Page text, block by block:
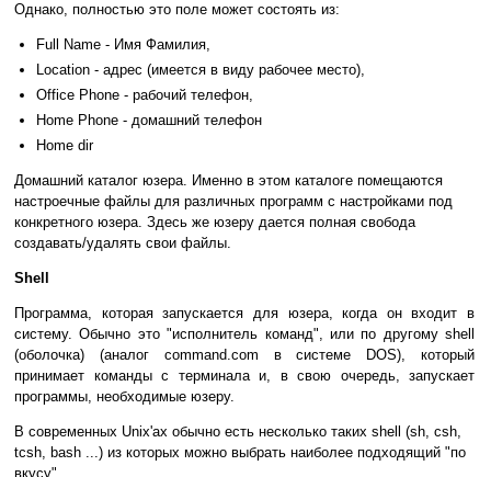
Однако, полностью это поле может состоять из:
Full Name - Имя Фамилия,
Location - адрес (имеется в виду рабочее место),
Office Phone - рабочий телефон,
Home Phone - домашний телефон
Home dir
Домашний каталог юзера. Именно в этом каталоге помещаются
настроечные файлы для различных программ с настройками под
конкретного юзера. Здесь же юзеру дается полная свобода
создавать/удалять свои файлы.
Shell
Программа, которая запускается для юзера, когда он входит в
систему. Обычно это "исполнитель команд", или по другому shell
(оболочка) (аналог command.com в системе DOS), который
принимает команды с терминала и, в свою очередь, запускает
программы, необходимые юзеру.
В современных Unix'ах обычно есть несколько таких shell (sh, csh,
tcsh, bash ...) из которых можно выбрать наиболее подходящий "по
вкусу".